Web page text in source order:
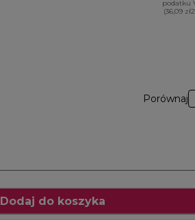
podatku
(36,09
Porównaj
Dodaj do koszyka